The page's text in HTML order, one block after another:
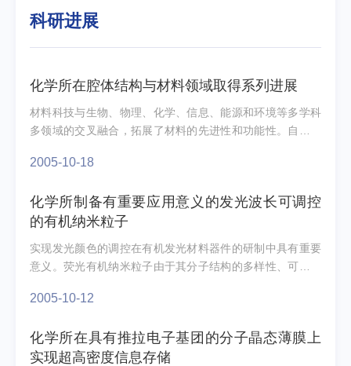
科研进展
化学所在腔体结构与材料领域取得系列进展
材料科技与生物、物理、化学、信息、能源和环境等多学科
多领域的交叉融合，拓展了材料的先进性和功能性。自然界
腔...
2005-10-18
化学所制备有重要应用意义的发光波长可调控
的有机纳米粒子
实现发光颜色的调控在有机发光材料器件的研制中具有重要
意义。荧光有机纳米粒子由于其分子结构的多样性、可设计
价...
2005-10-12
化学所在具有推拉电子基团的分子晶态薄膜上
实现超高密度信息存储